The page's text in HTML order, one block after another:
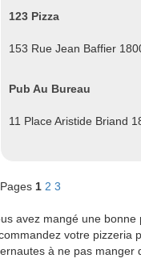
123 Pizza
153 Rue Jean Baffier
Pub Au Bureau
11 Place Aristide Briand
Pages 1 2 3
avez mangé une
votre pizzeria
à ne pas manger